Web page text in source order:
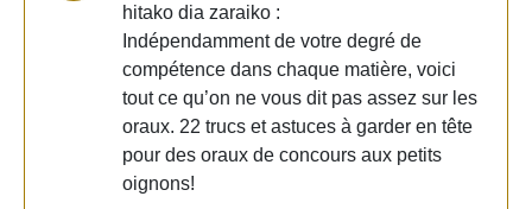
hitako dia zaraiko :
Indépendamment de votre degré de
compétence dans chaque matière, voici
tout ce qu’on ne vous dit pas assez sur les
oraux. 22 trucs et astuces à garder en tête
pour des oraux de concours aux petits
oignons!